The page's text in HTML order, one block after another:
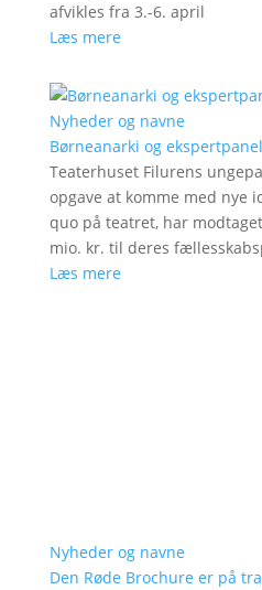
afvikles fra 3.-6. april
Læs mere
Nyheder og navne
Børneanarki og ekspertpanel
Teaterhuset Filurens
opgave at komme med nye
quo på teatret, har
mio. kr. til deres
Læs mere
Nyheder og navne
Den Røde Brochure er på